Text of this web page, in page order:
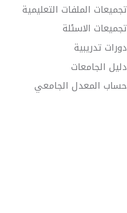
تجميعات الملفات التعليمية
تجميعات الاسئلة
دورات تدريبية
دليل الجامعات
حساب المعدل الجامعي